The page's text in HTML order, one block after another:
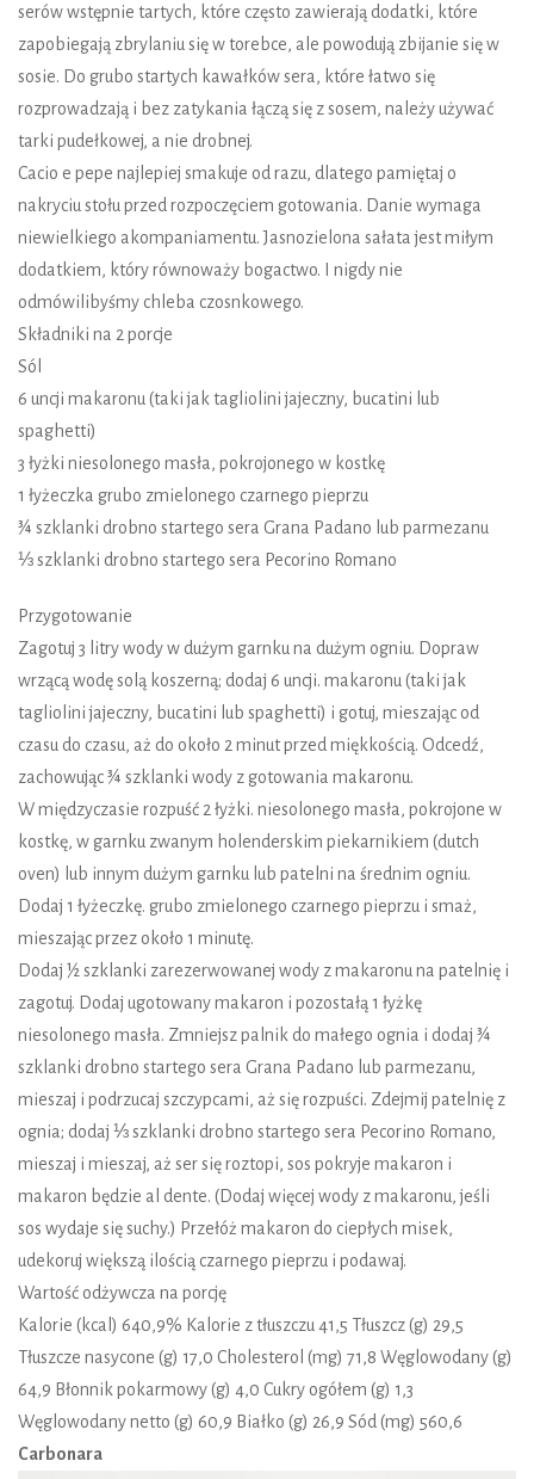
serów wstępnie tartych, które często zawierają dodatki, które
zapobiegają zbrylaniu się w torebce, ale powodują zbijanie się w
sosie. Do grubo startych kawałków sera, które łatwo się
rozprowadzają i bez zatykania łączą się z sosem, należy używać
tarki pudełkowej, a nie drobnej.
Cacio e pepe najlepiej smakuje od razu, dlatego pamiętaj o
nakryciu stołu przed rozpoczęciem gotowania. Danie wymaga
niewielkiego akompaniamentu. Jasnozielona sałata jest miłym
dodatkiem, który równoważy bogactwo. I nigdy nie
odmówilibyśmy chleba czosnkowego.
Składniki na 2 porcje
Sól
6 uncji makaronu (taki jak tagliolini jajeczny, bucatini lub
spaghetti)
3 łyżki niesolonego masła, pokrojonego w kostkę
1 łyżeczka grubo zmielonego czarnego pieprzu
¾ szklanki drobno startego sera Grana Padano lub parmezanu
⅓ szklanki drobno startego sera Pecorino Romano
Przygotowanie
Zagotuj 3 litry wody w dużym garnku na dużym ogniu. Dopraw
wrzącą wodę solą koszerną; dodaj 6 uncji. makaronu (taki jak
tagliolini jajeczny, bucatini lub spaghetti) i gotuj, mieszając od
czasu do czasu, aż do około 2 minut przed miękkością. Odcedź,
zachowując ¾ szklanki wody z gotowania makaronu.
W międzyczasie rozpuść 2 łyżki. niesolonego masła, pokrojone w
kostkę, w garnku zwanym holenderskim piekarnikiem (dutch
oven) lub innym dużym garnku lub patelni na średnim ogniu.
Dodaj 1 łyżeczkę. grubo zmielonego czarnego pieprzu i smaż,
mieszając przez około 1 minutę.
Dodaj ½ szklanki zarezerwowanej wody z makaronu na patelnię i
zagotuj. Dodaj ugotowany makaron i pozostałą 1 łyżkę
niesolonego masła. Zmniejsz palnik do małego ognia i dodaj ¾
szklanki drobno startego sera Grana Padano lub parmezanu,
mieszaj i podrzucaj szczypcami, aż się rozpuści. Zdejmij patelnię z
ognia; dodaj ⅓ szklanki drobno startego sera Pecorino Romano,
mieszaj i mieszaj, aż ser się roztopi, sos pokryje makaron i
makaron będzie al dente. (Dodaj więcej wody z makaronu, jeśli
sos wydaje się suchy.) Przełóż makaron do ciepłych misek,
udekoruj większą ilością czarnego pieprzu i podawaj.
Wartość odżywcza na porcję
Kalorie (kcal) 640,9% Kalorie z tłuszczu 41,5 Tłuszcz (g) 29,5
Tłuszcze nasycone (g) 17,0 Cholesterol (mg) 71,8 Węglowodany (g)
64,9 Błonnik pokarmowy (g) 4,0 Cukry ogółem (g) 1,3
Węglowodany netto (g) 60,9 Białko (g) 26,9 Sód (mg) 560,6
Carbonara